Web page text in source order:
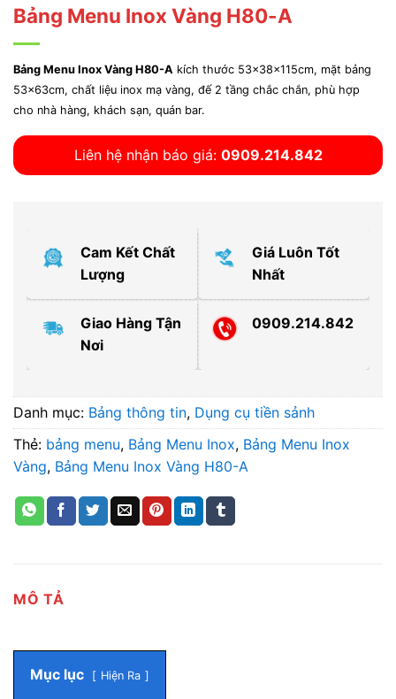
Bảng Menu Inox Vàng H80-A
Bảng Menu Inox Vàng H80-A kích thước 53x38x115cm, mặt bảng
53x63cm, chất liệu inox mạ vàng, đế 2 tầng chắc chắn, phù hợp
cho nhà hàng, khách sạn, quán bar.
Liên hệ nhận báo giá: 0909.214.842
Cam Kết Chất
Lượng
Giá Luôn Tốt
Nhất
Giao Hàng Tận
Nơi
0909.214.842
Danh mục: Bảng thông tin, Dụng cụ tiền sảnh
Thẻ: bảng menu, Bảng Menu Inox, Bảng Menu Inox
Vàng, Bảng Menu Inox Vàng H80-A
MÔ TẢ
Mục lục Hiện Ra